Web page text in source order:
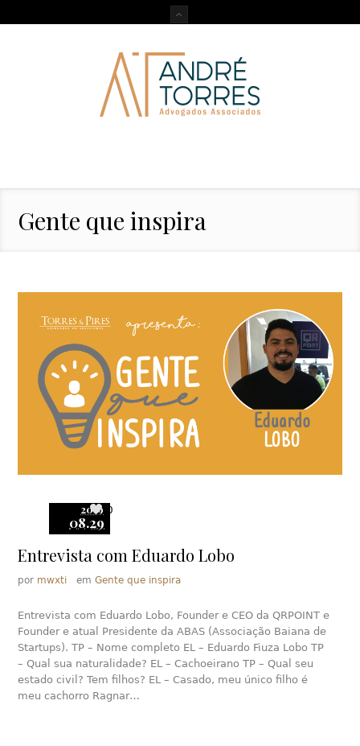
Gente que inspira
2019
08.29
0
Entrevista com Eduardo Lobo
por mwxti emGente que inspira
Entrevista com Eduardo Lobo, Founder e CEO da QRPOINT e
Founder e atual Presidente da ABAS (Associação Baiana de
Startups). TP – Nome completo EL – Eduardo Fiuza Lobo TP
– Qual sua naturalidade? EL – Cachoeirano TP – Qual seu
estado civil? Tem filhos? EL – Casado, meu único filho é
meu cachorro Ragnar…